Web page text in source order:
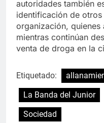
autoridades también
identificación de
organización, quienes
mientras continúan
venta de droga en la
Etiquetado:
La Banda del Junior
Sociedad